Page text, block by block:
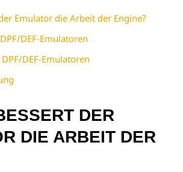
Emulator die Arbeit der Engine?
DEF-Emulatoren
DEF-Emulatoren
DER
DIE ARBEIT DER